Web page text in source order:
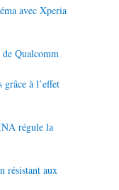
avec Xperia
Qualcomm
à l’effet
régule la
résistant aux